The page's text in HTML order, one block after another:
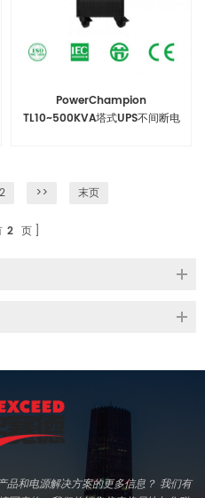
PowerChampion
TL10~500KVA塔式UPS不间断电
2 >> 末页
2 页
和电源解决方案的更多信息？ 我们有